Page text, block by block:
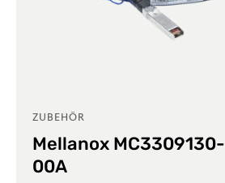
ZUBEHÖR
Mellanox MC3309130-
00A